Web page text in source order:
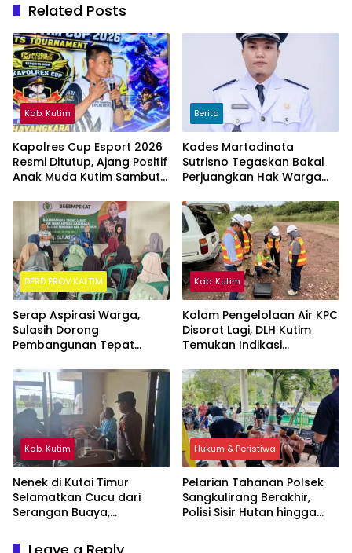
Related Posts
Kab. Kutim
Kapolres Cup Esport 2026
Resmi Ditutup, Ajang Positif
Anak Muda Kutim Sambut
Berita
Kades Martadinata
Sutrisno Tegaskan Bakal
Perjuangkan Hak Warga
Kutim
DPRD PROV KALTIM
Serap Aspirasi Warga,
Sulasih Dorong
Pembangunan Tepat
Kab. Kutim
Kolam Pengelolaan Air KPC
Disorot Lagi, DLH Kutim
Temukan Indikasi
Kab. Kutim
Nenek di Kutai Timur
Selamatkan Cucu dari
Serangan Buaya,
Hukum & Peristiwa
Pelarian Tahanan Polsek
Sangkulirang Berakhir,
Polisi Sisir Hutan hingga